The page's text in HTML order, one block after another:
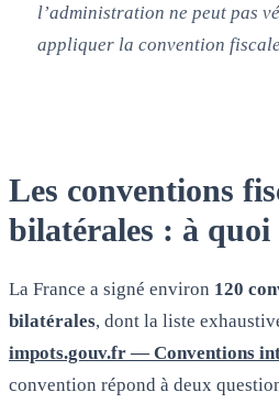
l’administration ne peut pas
appliquer la convention
Les conventions
bilatérales : à quoi
La France a signé environ 120
bilatérales, dont la liste
impots.gouv.fr — Conventions
convention répond à deux